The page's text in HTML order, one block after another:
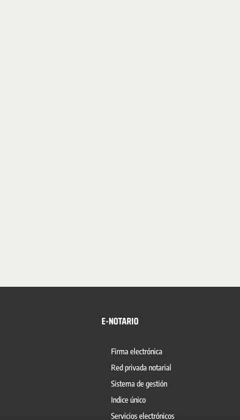
E-NOTARIO
Firma electrónica
Red privada notarial
Sistema de gestión
Indice único
Servicios electrónicos